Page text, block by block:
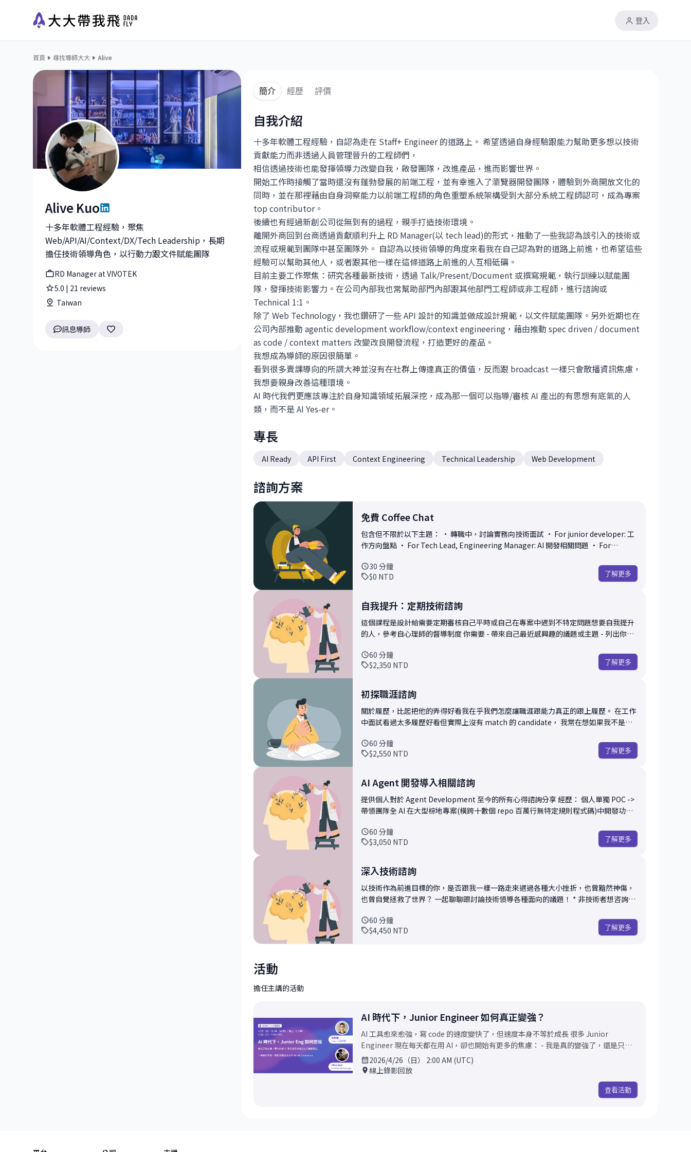
登入
首頁 尋找導師大大 Alive
Alive Kuo|RD Manager at VIVOTEK
Alive Kuo
十多年軟體工程經驗，聚焦
Web/API/AI/Context/DX/Tech Leadership，長期
擔任技術領導角色，以行動力跟文件賦能團隊
RD Manager at VIVOTEK
5.0 | 21 reviews
Taiwan
訊息導師
簡介 經歷 評價
自我介紹
十多年軟體工程經驗，自認為走在 Staff+ Engineer 的道路上。 希望透過自身經驗跟能力幫助更多想以技術
貢獻能力而非透過人員管理晉升的工程師們，
相信透過技術也能發揮領導力改變自我，啟發團隊，改進產品，進而影響世界。
開始工作時接觸了當時還沒有蓬勃發展的前端工程，並有幸進入了瀏覽器開發團隊，體驗到外商開放文化的
同時，並在那裡藉由自身洞察能力以前端工程師的角色重塑系統架構受到大部分系統工程師認可，成為專案
top contributor。
後續也有經過新創公司從無到有的過程，親手打造技術環境。
離開外商回到台商透過貢獻順利升上 RD Manager(以 tech lead)的形式，推動了一些我認為該引入的技術或
流程或規範到團隊中甚至團隊外。 自認為以技術領導的角度來看我在自己認為對的道路上前進，也希望這些
經驗可以幫助其他人，或者跟其他一樣在這條道路上前進的人互相砥礪。
目前主要工作聚焦：研究各種最新技術，透過 Talk/Present/Document 或撰寫規範，執行訓練以賦能團
隊，發揮技術影響力。在公司內部我也常幫助部門內部跟其他部門工程師或非工程師，進行諮詢或
Technical 1:1。
除了 Web Technology，我也鑽研了一些 API 設計的知識並做成設計規範，以文件賦能團隊。另外近期也在
公司內部推動 agentic development workflow/context engineering，藉由推動 spec driven / document
as code / context matters 改變改良開發流程，打造更好的產品。
我想成為導師的原因很簡單。
看到很多賣課導向的所謂大神並沒有在社群上傳達真正的價值，反而跟 broadcast 一樣只會散播資訊焦慮，
我想要親身改善這種環境。
AI 時代我們更應該專注於自身知識領域拓展深挖，成為那一個可以指導/審核 AI 產出的有思想有底氣的人
類，而不是 AI Yes-er。
專長
AI Ready API First Context Engineering Technical Leadership Web Development
諮詢方案
免費 Coffee Chat
包含但不限於以下主題： • 轉職中，討論實務向技術面試 • For junior developer: 工
作方向盤點 • For Tech Lead, Engineering Manager: AI 開發相關問題 • For
升相關議題 • 在職中對技術工作中遇到的各種問題感到迷惘需要找人聊聊的人 希望在
這段輕鬆的對話裡，能讓你對未來多一點信心，也更知道接下來可以怎麼走。 如果你之
30 分鐘
$0 NTD 了解更多
自我提升：定期技術諮詢
這個課程是設計給需要定期審核自己平時或自己在專案中遇到不特定問題想要自我提升
的人，參考自心理師的督導制度 你需要 - 帶來自己最近感興趣的議題或主題 - 列出你的
出方向然後透過這個課程延展 我會 - 針對熟悉的領域提出我的觀點 - 針對不熟悉的領域
在有限時間內與你討論出解決方案或方向 接受小組/團體報名，但總時間不會改變 初次
Development - Technical Leadership 不介意我對該領域了解不深的話也可以拿別的
主題來問 為什麼要設計這個課程？ - 受眾是想跳脫公司交付=自我提升的人 - 環境只能
決定你的上限或下限其中一個，要讓環境決定哪一個是個人的責任與意志 - 每個禮拜/每
個月都應該要有提升跟進步，成為自己想像中更好的人；而現環境不一定會給你那個時
retrospective，這是最好的成長機會；環境不能給的自省機會我們就來創造 時間跟人
數？ - 暫時為自由安排
60 分鐘
$2,350 NTD 了解更多
初探職涯諮詢
關於履歷，比起把他的弄得好看我在乎我們怎麼讓職涯跟能力真正的跟上履歷。 在工作
中面試看過太多履歷好看但實際上沒有 match 的 candidate， 我常在想如果我不是面
你希望針對某個具體問題獲得快速釐清與專業建議，或是想初步了解導師的風格與互動
方式。這也是許多學員進行首次會談、試水溫的首選。 在這段時間內，我們會先簡單釐
框架，或是下一步行動方向。 為了讓對談更聚焦、實用，我也會在會前做以下幾項準
備： • 閱讀你提供的履歷、背景簡述，快速掌握你的職涯輪廓 • 針對你提出的問題或
挑戰，設計 2–3 個關鍵探討角度 • 預先整理可能適用的資源、方法或工具，協助你迅
速拆解問題 你可以討論的主題非常彈性，以下是一些常見範例： • 對職涯方向感到迷
試前想快速練習一些常見題目或自我介紹 • 想詢問技能學習、進修、職涯路線的選擇
• 有一段經歷不知道該如何寫入履歷或表現成亮點 • 想了解導師的風格與互動方式 •
例，只要是與科技職涯相關的任何問題，都歡迎帶來討論。如果你不確定問題怎麼定義
下一步建議 • 我的觀察與客觀回饋（依據你當下提供的資訊） • 後續可行的發展方
向，或是否適合安排進一步的深入諮詢 這場諮詢非常適合正在思考中、希望理清方向，
或想先感受看看 mentoring 是否適合自己的你。期待幫助你更有信心地邁出下一步！
60 分鐘
$2,550 NTD 了解更多
AI Agent 開發導入相關諮詢
提供個人對於 Agent Development 至今的所有心得諮詢分享 經歷： 個人單獨 POC ->
帶領團隊全 AI 在大型棕地專案(橫跨十數個 repo 百萬行無特定規則程式碼)中開發功能
superpowers/openspec/... * Mindset: single source of truth, context engineering,
multi-layered spec management... * Workflow: AWS AI DLC(slightly modified) 適
AI 有關的議題也歡迎洽詢
60 分鐘
$3,050 NTD 了解更多
深入技術諮詢
以技術作為前進目標的你，是否跟我一樣一路走來遇過各種大小挫折，也曾黯然神傷，
也曾自覺拯救了世界？ 一起聊聊跟討論技術領導各種面向的議題！ * 非技術者想咨詢技
60 分鐘
$4,450 NTD 了解更多
活動
擔任主講的活動
AI 時代下，Junior Engineer 如何真正變強？
AI 工具愈來愈強，寫 code 的速度變快了，但速度本身不等於成長 很多 Junior
Engineer 現在每天都在用 AI，卻也開始有更多的焦慮： - 我是真的變強了，還是只是
更快把東西做完？ - 手寫能力感覺在退步，只剩下 review，這樣長期下來有問題嗎？ -
做一個完全沒做過的功能，怎麼分辨 AI 給的方向是對的？ - 傳統技術知識的時間被稀
釋，要怎麼確保自己的核心能力沒有在退步？ - Vibe coding 出來的東西任何人都可以
2026/4/26（日） 2:00 AM (UTC)
線上錄影回放
查看活動